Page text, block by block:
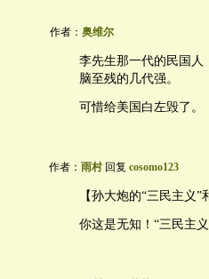
作者： 奥维尔
李先生那一代的民国人
脑至残的几代强。
可惜给美国白左毁了。
作者： 雨村回复 cosomo123
【孙大炮的“三民主义
你这是无知！“三民主